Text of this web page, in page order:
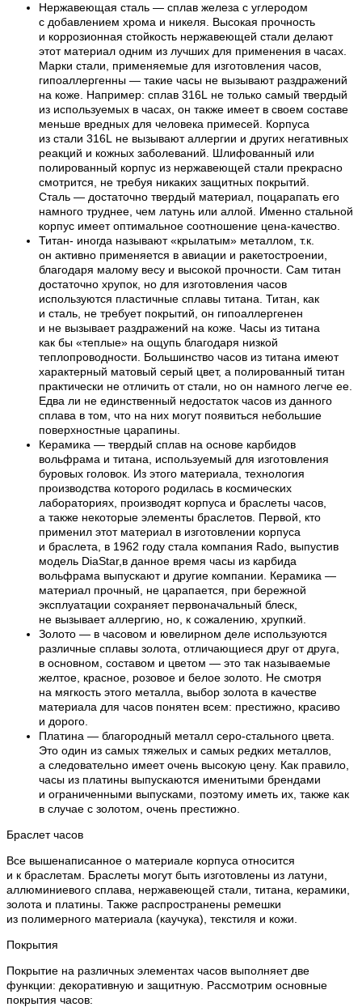
Нержавеющая сталь — сплав железа с углеродом
с добавлением хрома и никеля. Высокая прочность
и коррозионная стойкость нержавеющей стали делают
этот материал одним из лучших для применения в часах.
Марки стали, применяемые для изготовления часов,
гипоаллергенны — такие часы не вызывают раздражений
на коже. Например: сплав 316L не только самый твердый
из используемых в часах, он также имеет в своем составе
меньше вредных для человека примесей. Корпуса
из стали 316L не вызывают аллергии и других негативных
реакций и кожных заболеваний. Шлифованный или
полированный корпус из нержавеющей стали прекрасно
смотрится, не требуя никаких защитных покрытий.
Сталь — достаточно твердый материал, поцарапать его
намного труднее, чем латунь или аллой. Именно стальной
корпус имеет оптимальное соотношение цена-качество.
Титан- иногда называют «крылатым» металлом, т.к.
он активно применяется в авиации и ракетостроении,
благодаря малому весу и высокой прочности. Сам титан
достаточно хрупок, но для изготовления часов
используются пластичные сплавы титана. Титан, как
и сталь, не требует покрытий, он гипоаллергенен
и не вызывает раздражений на коже. Часы из титана
как бы «теплые» на ощупь благодаря низкой
теплопроводности. Большинство часов из титана имеют
характерный матовый серый цвет, а полированный титан
практически не отличить от стали, но он намного легче ее.
Едва ли не единственный недостаток часов из данного
сплава в том, что на них могут появиться небольшие
поверхностные царапины.
Керамика — твердый сплав на основе карбидов
вольфрама и титана, используемый для изготовления
буровых головок. Из этого материала, технология
производства которого родилась в космических
лабораториях, производят корпуса и браслеты часов,
а также некоторые элементы браслетов. Первой, кто
применил этот материал в изготовлении корпуса
и браслета, в 1962 году стала компания Rado, выпустив
модель DiaStar,в данное время часы из карбида
вольфрама выпускают и другие компании. Керамика —
материал прочный, не царапается, при бережной
эксплуатации сохраняет первоначальный блеск,
не вызывает аллергию, но, к сожалению, хрупкий.
Золото — в часовом и ювелирном деле используются
различные сплавы золота, отличающиеся друг от друга,
в основном, составом и цветом — это так называемые
желтое, красное, розовое и белое золото. Не смотря
на мягкость этого металла, выбор золота в качестве
материала для часов понятен всем: престижно, красиво
и дорого.
Платина — благородный металл серо-стального цвета.
Это один из самых тяжелых и самых редких металлов,
а следовательно имеет очень высокую цену. Как правило,
часы из платины выпускаются именитыми брендами
и ограниченными выпусками, поэтому иметь их, также как
в случае с золотом, очень престижно.
Браслет часов
Все вышенаписанное о материале корпуса относится
и к браслетам. Браслеты могут быть изготовлены из латуни,
аллюминиевого сплава, нержавеющей стали, титана, керамики,
золота и платины. Также распространены ремешки
из полимерного материала (каучука), текстиля и кожи.
Покрытия
Покрытие на различных элементах часов выполняет две
функции: декоративную и защитную. Рассмотрим основные
покрытия часов: